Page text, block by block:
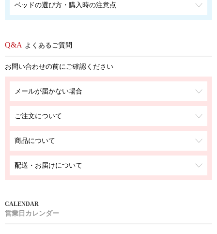
ベッドの選び方・購入時の注意点
よくあるご質問
お問い合わせの前にご確認ください
メールが届かない場合
ご注文について
商品について
配送・お届けについて
営業日カレンダー